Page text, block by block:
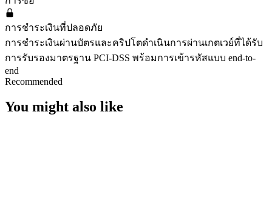
การชำระเงินที่ปลอดภัย
การชำระเงินผ่านบัตรและคริปโตดำเนินการผ่านเกตเวย์ที่ได้รับ
การรับรองมาตรฐาน PCI-DSS พร้อมการเข้ารหัสแบบ end-to-
end
Recommended
You might also like